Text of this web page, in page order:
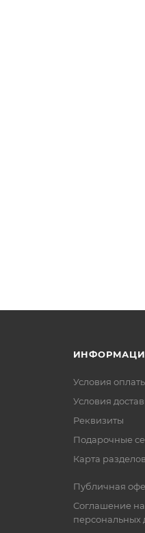
Условия
Условия
Реквизиты
Подарочные
Карта
Публичная
Соглашение
персональных